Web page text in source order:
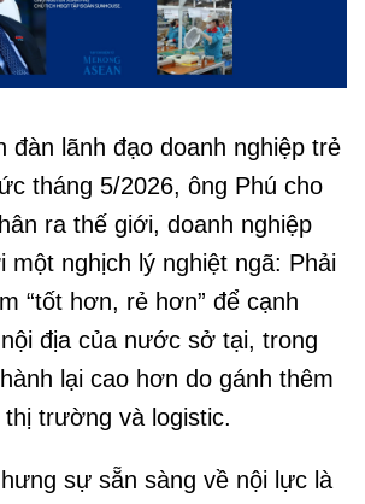
đàn lãnh đạo doanh nghiệp trẻ
tháng 5/2026, ông Phú cho
ra thế giới, doanh nghiệp
một nghịch lý nghiệt ngã: Phải
“tốt hơn, rẻ hơn” để cạnh
địa của nước sở tại, trong
lại cao hơn do gánh thêm
trường và logistic.
sự sẵn sàng về nội lực là